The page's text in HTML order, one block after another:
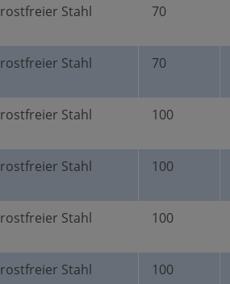
rostfreier Stahl 70
rostfreier Stahl 70
rostfreier Stahl 100
rostfreier Stahl 100
rostfreier Stahl 100
rostfreier Stahl 100